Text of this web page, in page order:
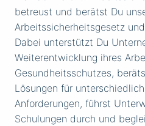
betreust und berätst Du
Arbeitssicherheitsgesetz
Dabei unterstützt Du
Weiterentwicklung ihres
Gesundheitsschutzes,
Lösungen für
Anforderungen, führst
Schulungen durch und